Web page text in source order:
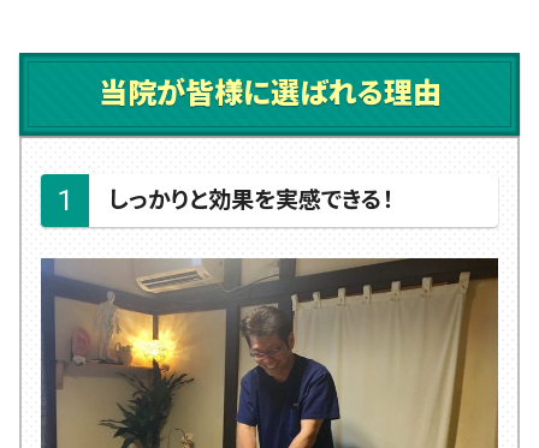
当院が皆様に選ばれる理由
しっかりと効果を実感できる！